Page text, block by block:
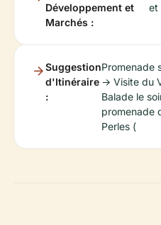
Développement et
Marchés :
et
Suggestion
d'Itinéraire
:
Promenade
→ Visite du
Balade le
promenade
Perles (